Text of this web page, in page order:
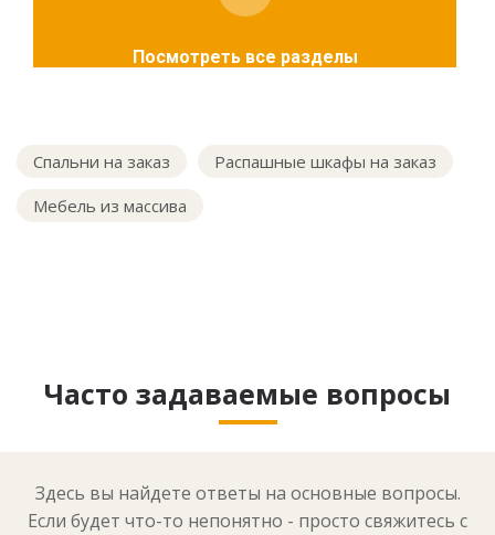
Посмотреть все разделы
Спальни на заказ
Распашные шкафы на заказ
Мебель из массива
Часто задаваемые вопросы
Здесь вы найдете ответы на основные вопросы.
Если будет что-то непонятно - просто свяжитесь с